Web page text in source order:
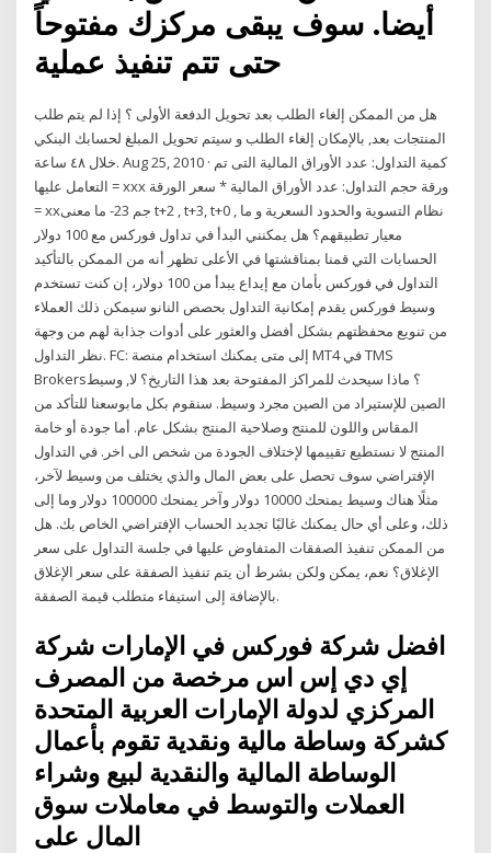
أيضا. سوف يبقى مركزك مفتوحاً
هل من الممكن إلغاء الطلب بعد تحويل الدفعة الأولى ؟ إذا لم يتم طلب
المنتجات بعد, بالإمكان إلغاء الطلب و سيتم تحويل المبلغ لحسابك البنكي
خلال ٤٨ ساعة. Aug 25, 2010 · كمية التداول: عدد الأوراق المالية التى تم
التعامل عليها = xxx ورقة حجم التداول: عدد الأوراق المالية * سعر الورقة
= xxجم 23- ما معنى t+2 , t+3, t+0 , نظام التسوية والحدود السعرية و ما
معيار تطبيقهم؟ هل يمكنني البدأ في تداول فوركس مع 100 دولار
الحسابات التي قمنا بمناقشتها في الأعلى تظهر أنه من الممكن بالتأكيد
التداول في فوركس بأمان مع إيداع يبدأ من 100 دولار، إن كنت تستخدم
وسيط فوركس يقدم إمكانية التداول بحصص النانو سيمكن ذلك العملاء
من تنويع محفظتهم بشكل أفضل والعثور على أدوات جذابة لهم من وجهة
نظر التداول. FC: إلى متى يمكنك استخدام منصة MT4 في TMS
Brokers؟ ماذا سيحدث للمراكز المفتوحة بعد هذا التاريخ؟ لا, وسيط
الصين للإستيراد من الصين مجرد وسيط. سنقوم بكل مابوسعنا للتأكد من
المقاس واللون للمنتج وصلاحية المنتج بشكل عام. أما جودة أو خامة
المنتج لا نستطيع تقييمها لإختلاف الجودة من شخص الى اخر. في التداول
الإفتراضي سوف تحصل على بعض المال والذي يختلف من وسيط لآخر،
مثلًا هناك وسيط يمنحك 10000 دولار وآخر يمنحك 100000 دولار وما إلى
ذلك، وعلى أي حال يمكنك غالبًا تجديد الحساب الإفتراضي الخاص بك. هل
من الممكن تنفيذ الصفقات المتفاوض عليها في جلسة التداول على سعر
الإغلاق؟ نعم، يمكن ولكن بشرط أن يتم تنفيذ الصفقة على سعر الإغلاق
بالإضافة إلى استيفاء متطلب قيمة الصفقة.
افضل شركة فوركس في الإمارات شركة
إي دي إس اس مرخصة من المصرف
المركزي لدولة الإمارات العربية المتحدة
كشركة وساطة مالية ونقدية تقوم بأعمال
الوساطة المالية والنقدية لبيع وشراء
العملات والتوسط في معاملات سوق
المال على